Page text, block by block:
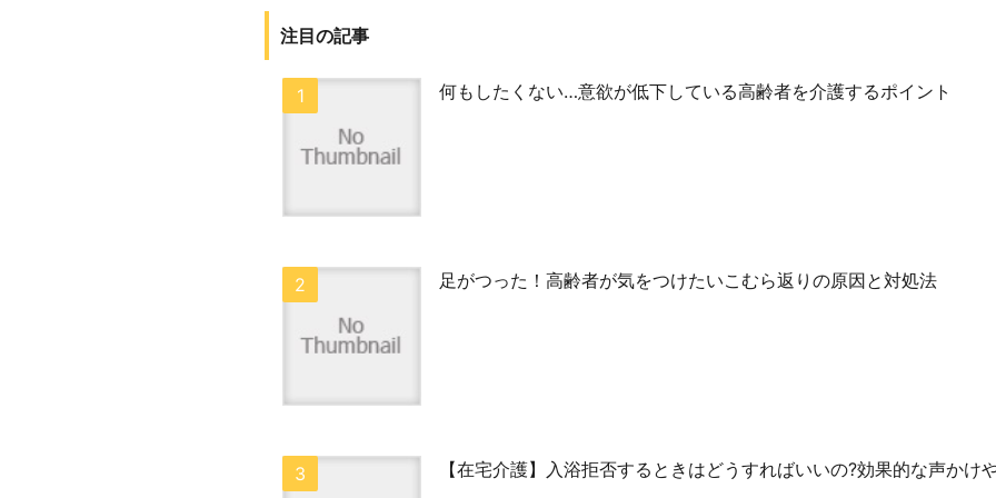
注目の記事
何もしたくない…意欲が低下している高齢者を介護するポイント
足がつった！高齢者が気をつけたいこむら返りの原因と対処法
【在宅介護】入浴拒否するときはどうすればいいの?効果的な声かけ